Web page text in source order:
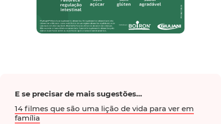
E se precisar de mais sugestões...
14 filmes que são uma lição de vida para ver em
família